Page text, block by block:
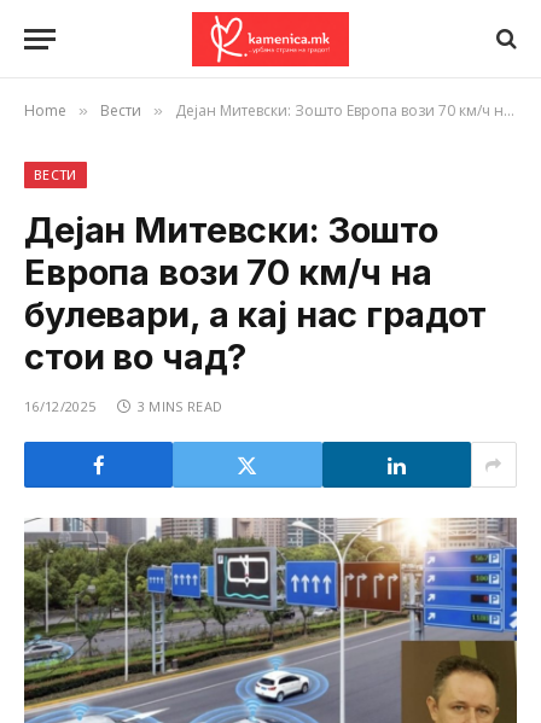
Home » Вести » Дејан Митевски: Зошто Европа вози 70 км/ч на булевари, а кај нас градот стои во чад?
ВЕСТИ
Дејан Митевски: Зошто
Европа вози 70 км/ч на
булевари, а кај нас градот
стои во чад?
16/12/2025 3 MINS READ